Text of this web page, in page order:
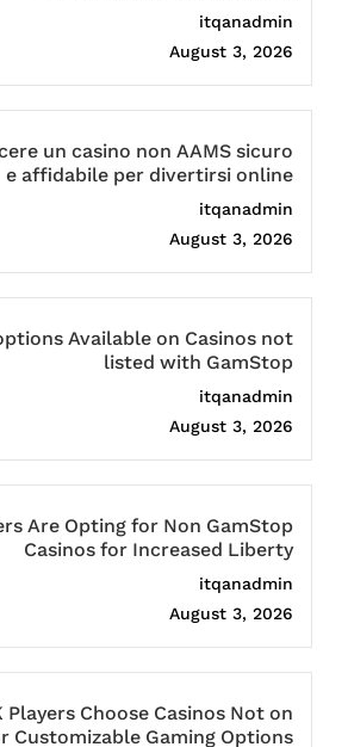
itqanadmin
August 3, 2026
un casino non AAMS sicuro
e affidabile per divertirsi online
itqanadmin
August 3, 2026
Available on Casinos not
listed with GamStop
itqanadmin
August 3, 2026
Are Opting for Non GamStop
Casinos for Increased Liberty
itqanadmin
August 3, 2026
Players Choose Casinos Not on
Customizable Gaming Options